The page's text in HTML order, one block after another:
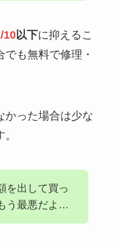
10以下に抑えるこ
も無料で修理・
かった場合は少な
を出して買っ
う最悪だよ…